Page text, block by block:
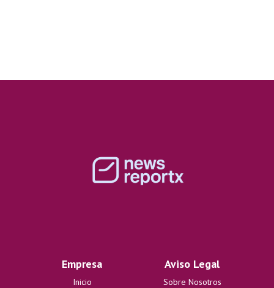
Empresa
Inicio
Aviso Legal
Sobre Nosotros